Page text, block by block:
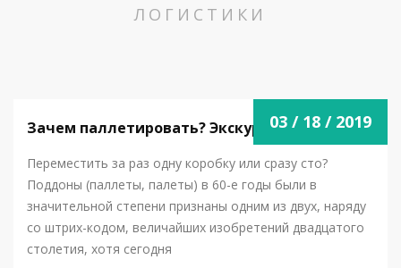
ЛОГИСТИКИ
03 / 18 / 2019
Зачем паллетировать? Экскурс в 60-е.
Переместить за раз одну коробку или сразу сто?
Поддоны (паллеты, палеты) в 60-е годы были в
значительной степени признаны одним из двух, наряду
со штрих-кодом, величайших изобретений двадцатого
столетия, хотя сегодня